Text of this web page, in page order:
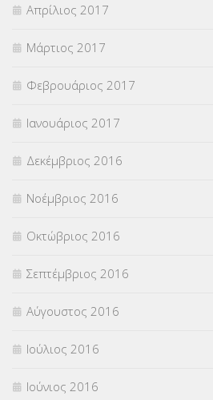
Απρίλιος 2017
Μάρτιος 2017
Φεβρουάριος 2017
Ιανουάριος 2017
Δεκέμβριος 2016
Νοέμβριος 2016
Οκτώβριος 2016
Σεπτέμβριος 2016
Αύγουστος 2016
Ιούλιος 2016
Ιούνιος 2016